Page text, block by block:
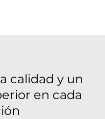
calidad y un
en cada